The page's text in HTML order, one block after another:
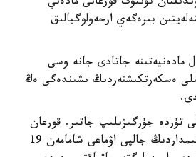
بىرەگەي ارحەولوگيالىق
مادەنيەتىنە جاتادى جانە وسى
ەسكەرتكىشتەردىڭ ىشىندەگى ەڭ
تۇردە جۇرگىزىلىپ جاتىر. قورعان
مەن ونى قورشاعان قۇرىلىمداردىڭ جالپى اۋماعى شامامەن 19